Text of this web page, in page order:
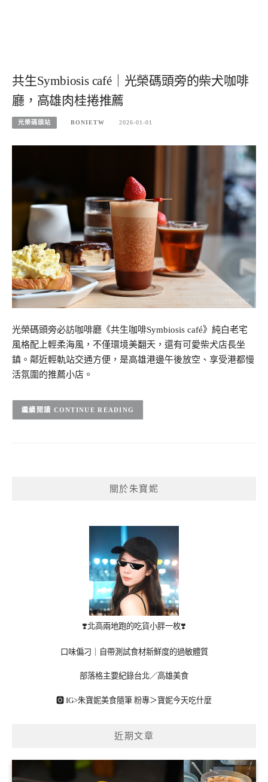
共生Symbiosis café｜光榮碼頭旁的柴犬咖啡
廳，高雄肉桂捲推薦
光榮碼頭站 BONIETW 2026-01-01
光榮碼頭旁必訪咖啡廳《共生咖啡Symbiosis café》純白老宅
風格配上輕柔海風，不僅環境美翻天，還有可愛柴犬店長坐
鎮。鄰近輕軌站交通方便，是高雄港邊午後放空、享受港都慢
活氛圍的推薦小店。
CONTINUE READING
關於朱寶妮
❣️北高兩地跑的吃貨小胖一枚❣️
口味偏刁｜自帶測試食材新鮮度的過敏體質
部落格主要紀錄台北／高雄美食
🅾 IG>朱寶妮美食隨筆 粉專＞寶妮今天吃什麼
近期文章